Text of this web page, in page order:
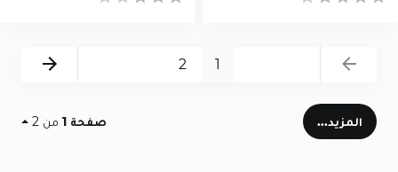
1
2
المزيد... صفحة 1 من 2